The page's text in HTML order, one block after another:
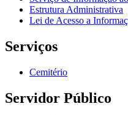
Estrutura Administrativa
Lei de Acesso a
Serviços
Cemitério
Servidor Público